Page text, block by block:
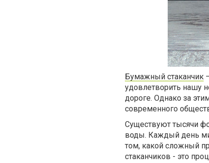
Бумажный стаканчик
удовлетворить нашу
дороге. Однако за
современного
Существуют тысячи
воды. Каждый день
том, какой сложный
стаканчиков - это